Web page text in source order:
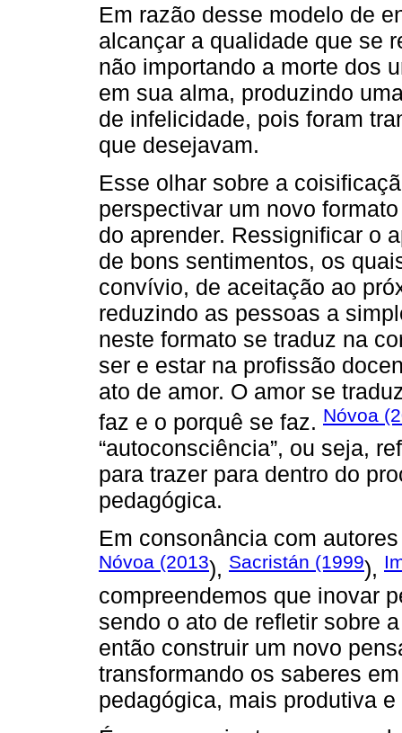
Em razão desse modelo de
alcançar a qualidade que se
não importando a morte dos
em sua alma, produzindo
de infelicidade, pois foram
que desejavam.
Esse olhar sobre a
perspectivar um novo
do aprender. Ressignificar o
de bons sentimentos, os
convívio, de aceitação ao
reduzindo as pessoas a
neste formato se traduz na
ser e estar na profissão
ato de amor. O amor se
faz e o porquê se faz. Nóvoa
“autoconsciência”, ou seja,
para trazer para dentro do
pedagógica.
Em consonância com
Nóvoa (2013), Sacristán (1999),
compreendemos que inovar
sendo o ato de refletir sobre
então construir um novo
transformando os saberes
pedagógica, mais produtiva